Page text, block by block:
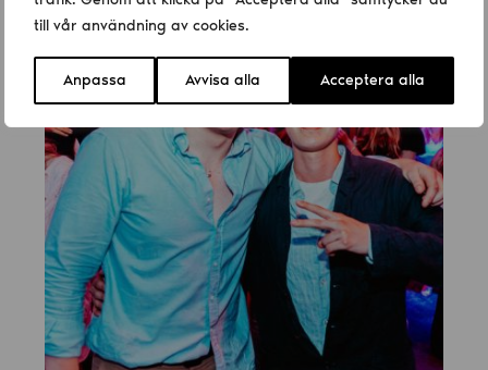
till vår användning av cookies.
Anpassa Avvisa alla Acceptera alla